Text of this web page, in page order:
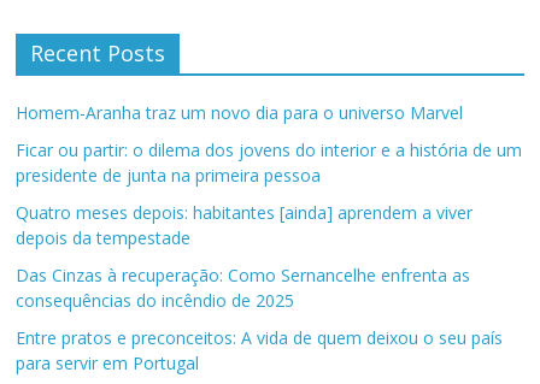
Recent Posts
Homem-Aranha traz um novo dia para o universo Marvel
Ficar ou partir: o dilema dos jovens do interior e a história de um
presidente de junta na primeira pessoa
Quatro meses depois: habitantes [ainda] aprendem a viver
depois da tempestade
Das Cinzas à recuperação: Como Sernancelhe enfrenta as
consequências do incêndio de 2025
Entre pratos e preconceitos: A vida de quem deixou o seu país
para servir em Portugal